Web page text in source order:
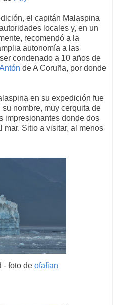
el capitán Malaspina
locales y, en un
recomendó a la
autonomía a las
condenado a 10 años de
de A Coruña, por donde
en su expedición fue
nombre, muy cerquita de
impresionantes donde dos
mar. Sitio a visitar, al menos
- foto de ofafian